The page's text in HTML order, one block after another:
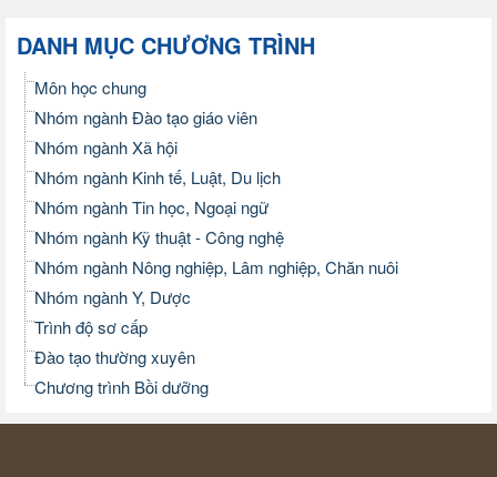
DANH MỤC CHƯƠNG TRÌNH
Môn học chung
Nhóm ngành Đào tạo giáo viên
Nhóm ngành Xã hội
Nhóm ngành Kinh tế, Luật, Du lịch
Nhóm ngành Tin học, Ngoại ngữ
Nhóm ngành Kỹ thuật - Công nghệ
Nhóm ngành Nông nghiệp, Lâm nghiệp, Chăn nuôi
Nhóm ngành Y, Dược
Trình độ sơ cấp
Đào tạo thường xuyên
Chương trình Bồi dưỡng